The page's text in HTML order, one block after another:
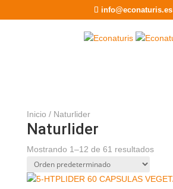
info@econaturis.es
Inicio / Naturlider
Naturlider
Mostrando 1–12 de 61 resultados